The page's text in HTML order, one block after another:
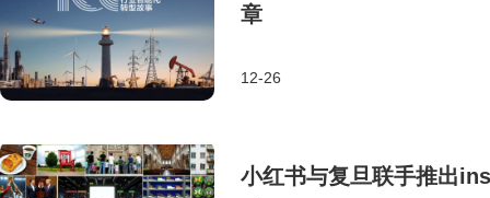
章
12-26
小红书与复旦联手推出